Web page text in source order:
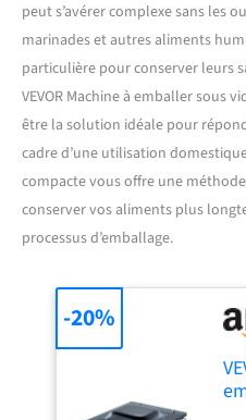
peut s’avérer complexe sans les
marinades et autres aliments
particulière pour conserver leurs
VEVOR Machine à emballer sous
être la solution idéale pour
cadre d’une utilisation
compacte vous offre une
conserver vos aliments plus
processus d’emballage.
-20%